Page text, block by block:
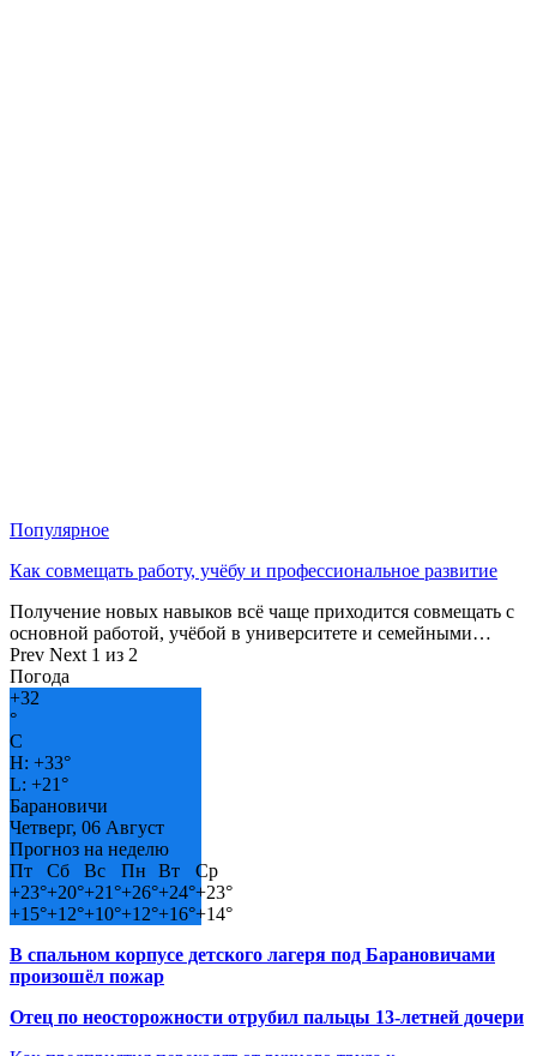
Популярное
Как совмещать работу, учёбу и профессиональное развитие
Получение новых навыков всё чаще приходится совмещать с
основной работой, учёбой в университете и семейными…
Prev Next 1 из 2
Погода
+32
°
C
H: +33°
L: +21°
Барановичи
Четверг, 06 Август
Прогноз на неделю
Пт
Сб Вс Пн Вт
Ср
+23°+20°+21°+26°+24°+23°
+15°+12°+10°+12°+16°+14°
В спальном корпусе детского лагеря под Барановичами
произошёл пожар
Отец по неосторожности отрубил пальцы 13-летней дочери